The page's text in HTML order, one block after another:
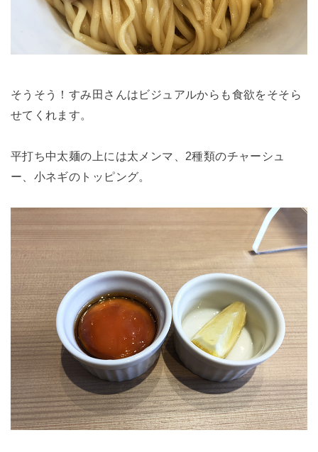
そうそう！すみ田さんはビジュアルからも食欲をそそら
せてくれます。
平打ち中太麺の上には太メンマ、2種類のチャーシュ
ー、小ネギのトッピング。